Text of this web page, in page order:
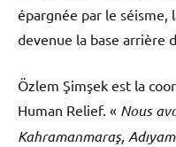
épargnée par le séisme,
devenue la base arrière
Özlem Şimşek est la
Human Relief. « Nous
Kahramanmaraş,